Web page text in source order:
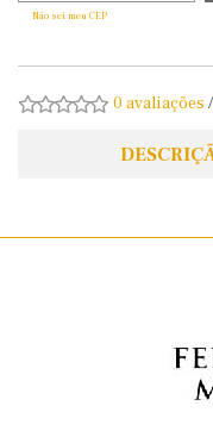
Não sei meu CEP
0 avaliações /